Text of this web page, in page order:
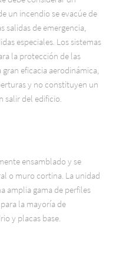
un incendio se evacúe de
de emergencia,
especiales. Los sistemas
la protección de las
eficacia aerodinámica,
y no constituyen un
salir del edificio.
ensamblado y se
o muro cortina. La unidad
amplia gama de perfiles
la mayoría de
y placas base.